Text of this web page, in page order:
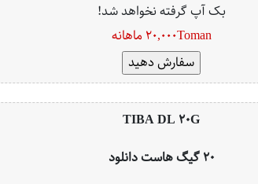
بک آپ گرفته نخواهد شد!
20,000Toman ماهانه
TIBA DL 20G
20 گیگ هاست دانلود